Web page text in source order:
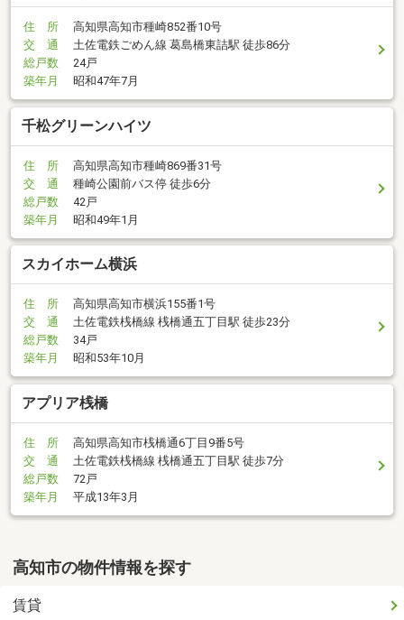
住 所
高知県高知市種崎852番10号
交 通
土佐電鉄ごめん線 葛島橋東詰駅 徒歩86分
総戸数
24戸
築年月
昭和47年7月
千松グリーンハイツ
住 所
高知県高知市種崎869番31号
交 通
種崎公園前バス停 徒歩6分
総戸数
42戸
築年月
昭和49年1月
スカイホーム横浜
住 所
高知県高知市横浜155番1号
交 通
土佐電鉄桟橋線 桟橋通五丁目駅 徒歩23分
総戸数
34戸
築年月
昭和53年10月
アプリア桟橋
住 所
高知県高知市桟橋通6丁目9番5号
交 通
土佐電鉄桟橋線 桟橋通五丁目駅 徒歩7分
総戸数
72戸
築年月
平成13年3月
高知市の物件情報を探す
賃貸